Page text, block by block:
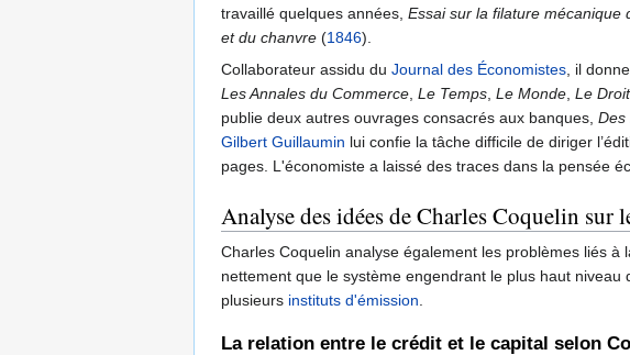
travaillé quelques années, Essai sur la filature mécanique
et du chanvre (1846).
Collaborateur assidu du Journal des Économistes, il
Les Annales du Commerce, Le Temps, Le Monde, Le Droit
publie deux autres ouvrages consacrés aux banques, Des
Gilbert Guillaumin lui confie la tâche difficile de diriger
pages. L'économiste a laissé des traces dans la pensée
Analyse des idées de Charles Coquelin sur
Charles Coquelin analyse également les problèmes liés
nettement que le système engendrant le plus haut
plusieurs instituts d'émission.
La relation entre le crédit et le capital selon